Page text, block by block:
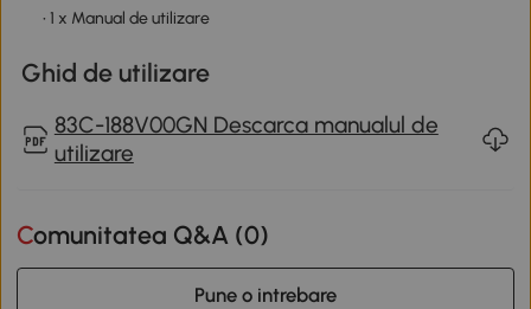
• 1 x Manual de utilizare
Ghid de utilizare
83C-188V00GN Descarca manualul de
utilizare
Comunitatea Q&A (0)
Pune o intrebare